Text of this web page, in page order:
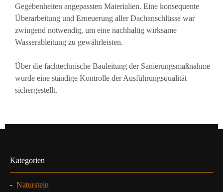
Gegebenheiten angepassten Materialien. Eine konsequente
Überarbeitung und Erneuerung aller Dachanschlüsse war
zwingend notwendig, um eine nachhaltig wirksame
Wasserableitung zu gewährleisten.
Über die fachtechnische Bauleitung der Sanierungsmaßnahme
wurde eine ständige Kontrolle der Ausführungsqualität
sichergestellt.
Kategorien
- Naturstein